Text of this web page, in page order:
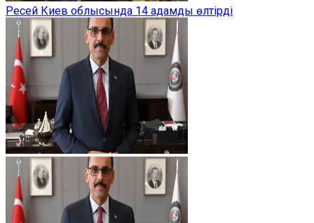
Ресей Киев облысында 14 адамды өлтірді